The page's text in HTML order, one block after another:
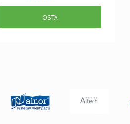
OSTA